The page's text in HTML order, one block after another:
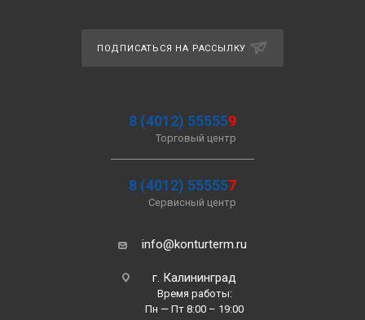
ПОДПИСАТЬСЯ НА РАССЫЛКУ
8 (4012) 555559
Торговый центр
8 (4012) 555557
Сервисный центр
info@konturterm.ru
г. Калининград
Время работы:
Пн — Пт 8:00 – 19:00